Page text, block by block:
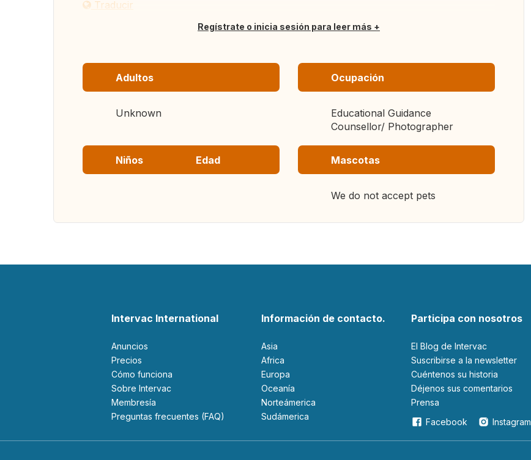
Traducir
Regístrate o inicia sesión para leer más
Adultos
Unknown
Ocupación
Educational Guidance
Counsellor/ Photographer
Niños Edad Mascotas
We do not accept pets
Intervac International
Anuncios
Precios
Cómo funciona
Sobre Intervac
Membresía
Preguntas frecuentes (FAQ)
Información de contacto.
Asia
Africa
Europa
Oceanía
Norteámerica
Sudámerica
Participa con nosotros
El Blog de Intervac
Suscribirse a la newsletter
Cuéntenos su historia
Déjenos sus comentarios
Prensa
Facebook
Instagram